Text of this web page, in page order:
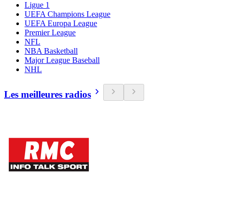
Ligue 1
UEFA Champions League
UEFA Europa League
Premier League
NFL
NBA Basketball
Major League Baseball
NHL
Les meilleures radios